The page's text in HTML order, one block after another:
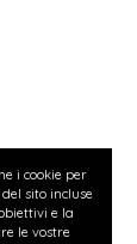
i cookie per
sito incluse
e la
le vostre